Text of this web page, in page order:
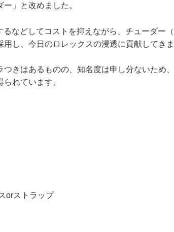
ー」と改めました。
などしてコストを抑えながら、チューダー
し、今日のロレックスの浸透に貢献してきま
きはあるものの、知名度は申し分ないため
れています。
orストラップ